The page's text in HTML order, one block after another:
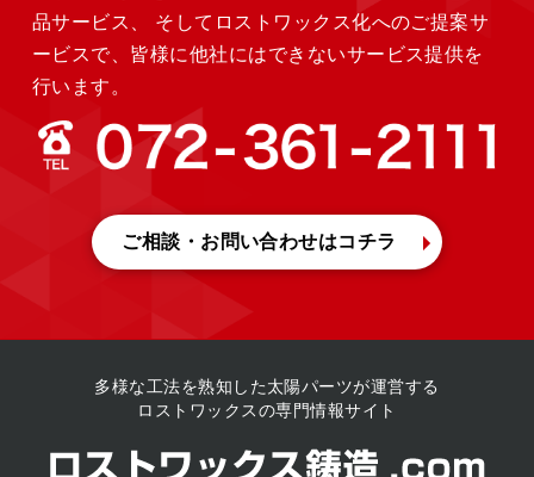
品サービス、
そしてロストワックス化へのご提案サ
ービスで、皆様に他社にはできないサービス提供を
行います。
ご相談・お問い合わせはコチラ
多様な工法を熟知した 太陽パーツが運営する
ロストワックスの専門情報サイト